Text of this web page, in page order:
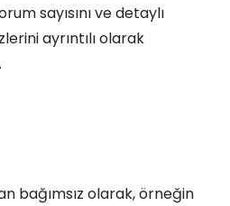
sayısını ve detaylı
ayrıntılı olarak
bağımsız olarak, örneğin